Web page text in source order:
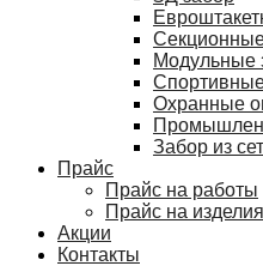
Модульные
Охранные
Забор из
Прайс
Прайс на работы
Прайс на изделия
Акции
Контакты